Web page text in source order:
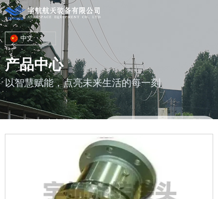
中文
产品中心
以智慧赋能，点亮未来生活的每一刻
转接头